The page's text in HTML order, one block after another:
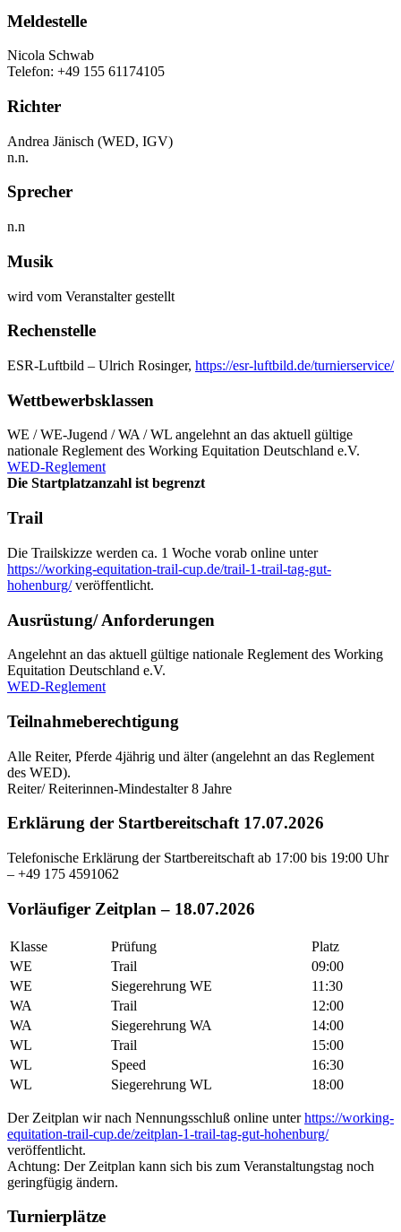
Meldestelle
Nicola Schwab
Telefon: +49 155 61174105
Richter
Andrea Jänisch (WED, IGV)
n.n.
Sprecher
n.n
Musik
wird vom Veranstalter gestellt
Rechenstelle
ESR-Luftbild – Ulrich Rosinger, https://esr-luftbild.de/turnierservice/
Wettbewerbsklassen
WE / WE-Jugend / WA / WL angelehnt an das aktuell gültige
nationale Reglement des Working Equitation Deutschland e.V.
WED-Reglement
Die Startplatzanzahl ist begrenzt
Trail
Die Trailskizze werden ca. 1 Woche vorab online unter
https://working-equitation-trail-cup.de/trail-1-trail-tag-gut-
hohenburg/veröffentlicht.
Ausrüstung/ Anforderungen
Angelehnt an das aktuell gültige nationale Reglement des Working
Equitation Deutschland e.V.
WED-Reglement
Teilnahmeberechtigung
Alle Reiter, Pferde 4jährig und älter (angelehnt an das Reglement
des WED).
Reiter/ Reiterinnen-Mindestalter 8 Jahre
Erklärung der Startbereitschaft 17.07.2026
Telefonische Erklärung der Startbereitschaft ab 17:00 bis 19:00 Uhr
– +49 175 4591062
Vorläufiger Zeitplan – 18.07.2026
Klasse Prüfung
Platz
WE
Trail
09:00
WE
Siegerehrung WE
11:30
WA
Trail
12:00
WA
Siegerehrung WA
14:00
WL
Trail
15:00
WL
Speed
16:30
WL
Siegerehrung WL 18:00
Der Zeitplan wir nach Nennungsschluß online unterhttps://working-
equitation-trail-cup.de/zeitplan-1-trail-tag-gut-hohenburg/
veröffentlicht.
Achtung: Der Zeitplan kann sich bis zum Veranstaltungstag noch
geringfügig ändern.
Turnierplätze